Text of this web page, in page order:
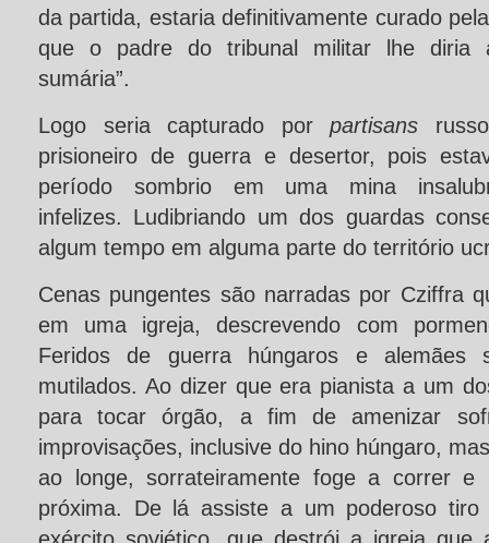
da partida, estaria definitivamente curado
que o padre do tribunal militar lhe diria
sumária”.
Logo seria capturado por partisans
prisioneiro de guerra e desertor, pois
período sombrio em uma mina
infelizes. Ludibriando um dos guardas
algum tempo em alguma parte do território
Cenas pungentes são narradas por Cziffra
em uma igreja, descrevendo com
Feridos de guerra húngaros e alemães
mutilados. Ao dizer que era pianista a um
para tocar órgão, a fim de amenizar
improvisações, inclusive do hino húngaro,
ao longe, sorrateiramente foge a correr e
próxima. De lá assiste a um poderoso tiro